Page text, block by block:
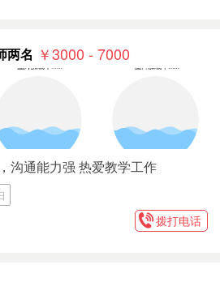
两名 ￥3000 - 7000
沟通能力强 热爱教学工作
拨打电话